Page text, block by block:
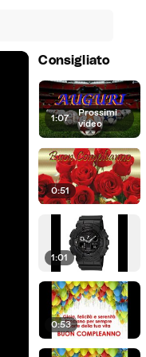
Consigliato
1:07 | Prossimi
video
0:51
1:01
0:53